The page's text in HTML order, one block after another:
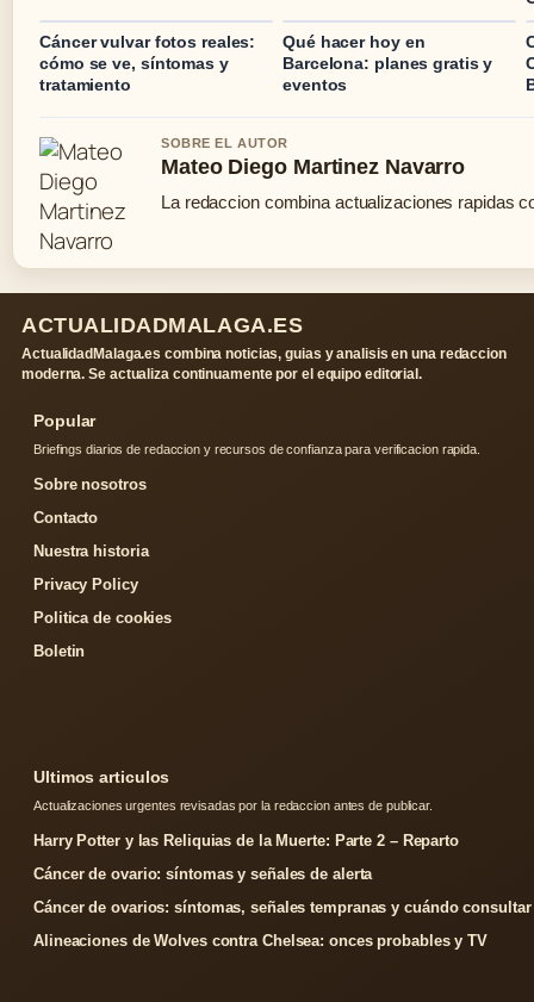
Cáncer vulvar fotos reales:
cómo se ve, síntomas y
tratamiento
Qué hacer hoy en
Barcelona: planes gratis y
eventos
SOBRE EL AUTOR
Mateo Diego Martinez Navarro
La redaccion combina actualizaciones rapidas
ACTUALIDADMALAGA.ES
ActualidadMalaga.es combina noticias, guias y analisis en una redaccion
moderna. Se actualiza continuamente por el equipo editorial.
Popular
Briefings diarios de redaccion y recursos de confianza para verificacion rapida.
Sobre nosotros
Contacto
Nuestra historia
Privacy Policy
Politica de cookies
Boletin
Ultimos articulos
Actualizaciones urgentes revisadas por la redaccion antes de publicar.
Harry Potter y las Reliquias de la Muerte: Parte 2 – Reparto
Cáncer de ovario: síntomas y señales de alerta
Cáncer de ovarios: síntomas, señales tempranas y cuándo consultar
Alineaciones de Wolves contra Chelsea: onces probables y TV